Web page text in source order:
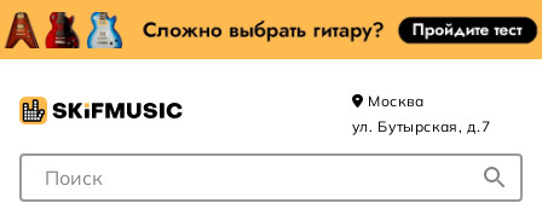
Поле для Поиска
Москва
ул. Бутырская, д.7